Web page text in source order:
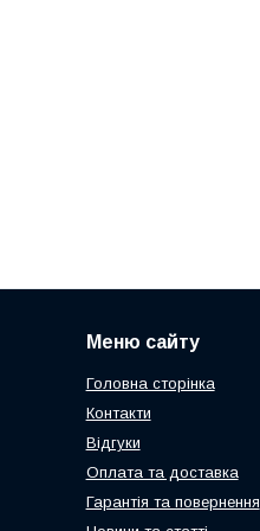
Меню сайту
Головна сторінка
Контакти
Відгуки
Оплата та доставка
Гарантія та повернення